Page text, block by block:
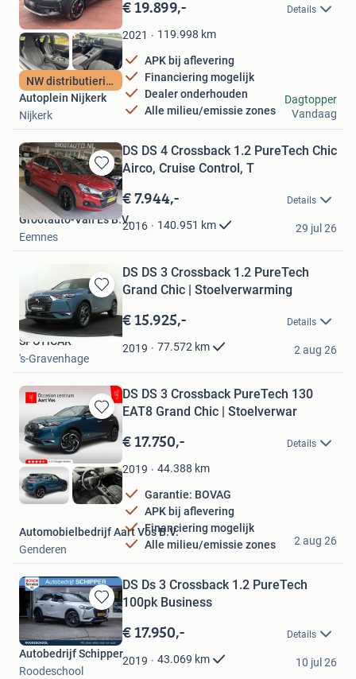
Mijn
Favorieten
NW distributieriem
€ 19.899,- Details
2021 119.998 km
APK bij aflevering
Financiering mogelijk
Dealer onderhouden
Alle milieu/emissie zones
Autoplein Nijkerk
Nijkerk
Dagtopper
Vandaag
Bewaren
in
Mijn
Favorieten
DS DS 4 Crossback 1.2 PureTech Chic
Airco, Cruise Control, T
€ 7.944,- Details
2016 140.951 km
Grootauto-Van Es B.V.
Eemnes
29 jul 26
Bewaren
in
Mijn
Favorieten
DS DS 3 Crossback 1.2 PureTech
Grand Chic | Stoelverwarming
€ 15.925,- Details
2019 77.572 km
SPOTiCAR
's-Gravenhage
2 aug 26
Bewaren
in
Mijn
Favorieten
DS DS 3 Crossback PureTech 130
EAT8 Grand Chic | Stoelverwar
€ 17.750,- Details
2019 44.388 km
Garantie: BOVAG
APK bij aflevering
Financiering mogelijk
Alle milieu/emissie zones
Automobielbedrijf Aart Vos B.V.
Genderen
2 aug 26
Bewaren
in
Mijn
Favorieten
DS Ds 3 Crossback 1.2 PureTech
100pk Business
€ 17.950,- Details
2019 43.069 km
Autobedrijf Schipper
Roodeschool
10 jul 26